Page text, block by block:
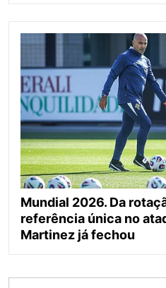
Mundial 2026. Da
referência única no
Martinez já fechou